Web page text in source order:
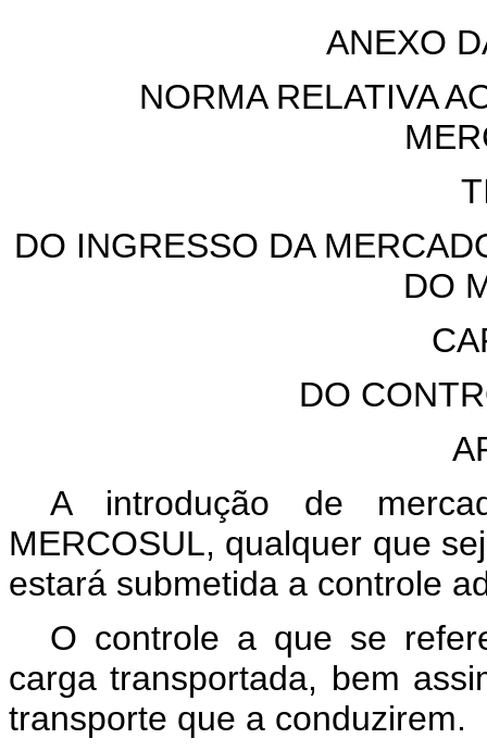
ANEXO
NORMA RELATIVA
DO INGRESSO DA
DO
DO
A introdução de
MERCOSUL, qualquer que
estará submetida a controle
O controle a que se
carga transportada, bem
transporte que a conduzirem.